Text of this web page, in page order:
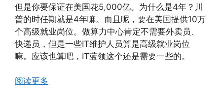
但是你要保证在美国花5,000亿。为什么是4年？川
普的时任期就是4年嘛。而且呢，要在美国提供10万
个高级就业岗位。做算力中心肯定不需要外卖员、
快递员，但是一些IT维护人员算是高级就业岗位
嘛。应该也算吧，IT蓝领这个还是需要一些的。
阅读更多